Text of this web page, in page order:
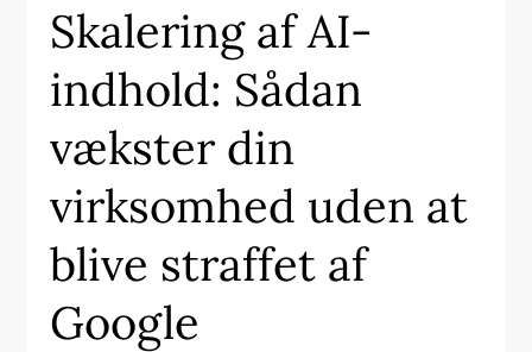
Skalering af AI-
indhold: Sådan
vækster din
virksomhed uden at
blive straffet af
Google